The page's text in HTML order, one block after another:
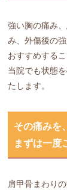
強い胸の痛み
み、外傷後の
おすすめする
当院でも状態
たします。
その痛みを
まずは一度
肩甲骨まわり